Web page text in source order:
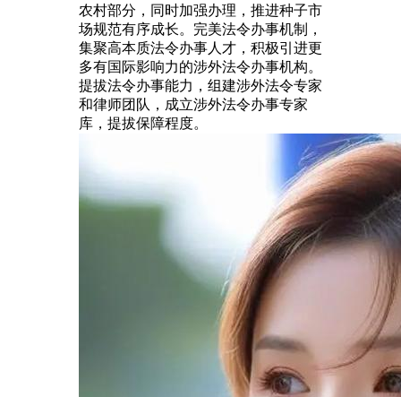
农村部分，同时加强办理，推进种子市
场规范有序成长。完美法令办事机制，
集聚高本质法令办事人才，积极引进更
多有国际影响力的涉外法令办事机构。
提拔法令办事能力，组建涉外法令专家
和律师团队，成立涉外法令办事专家
库，提拔保障程度。